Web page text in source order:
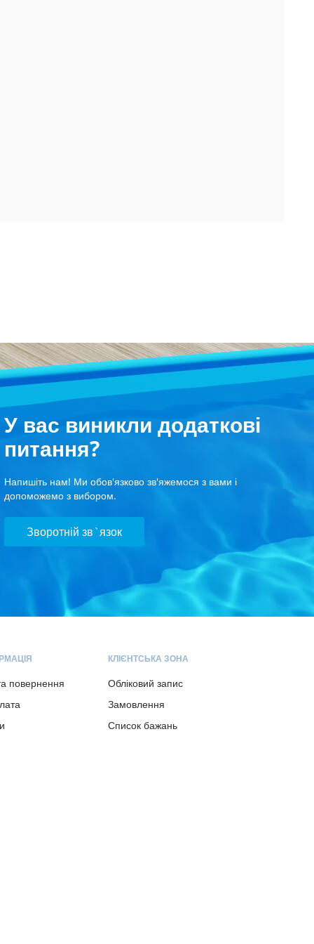
У вас виникли додаткові
питання?
Напишіть нам! Ми обов'язково зв'яжемося з вами і
допоможемо з вибором.
Зворотній зв`язок
повернення
КЛІЄНТСЬКА ЗОНА
Обліковий запис
Замовлення
Список бажань